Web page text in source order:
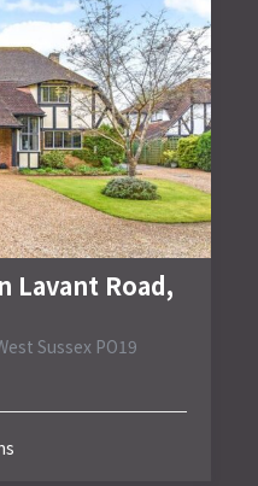
Lavant Road,
Sussex PO19